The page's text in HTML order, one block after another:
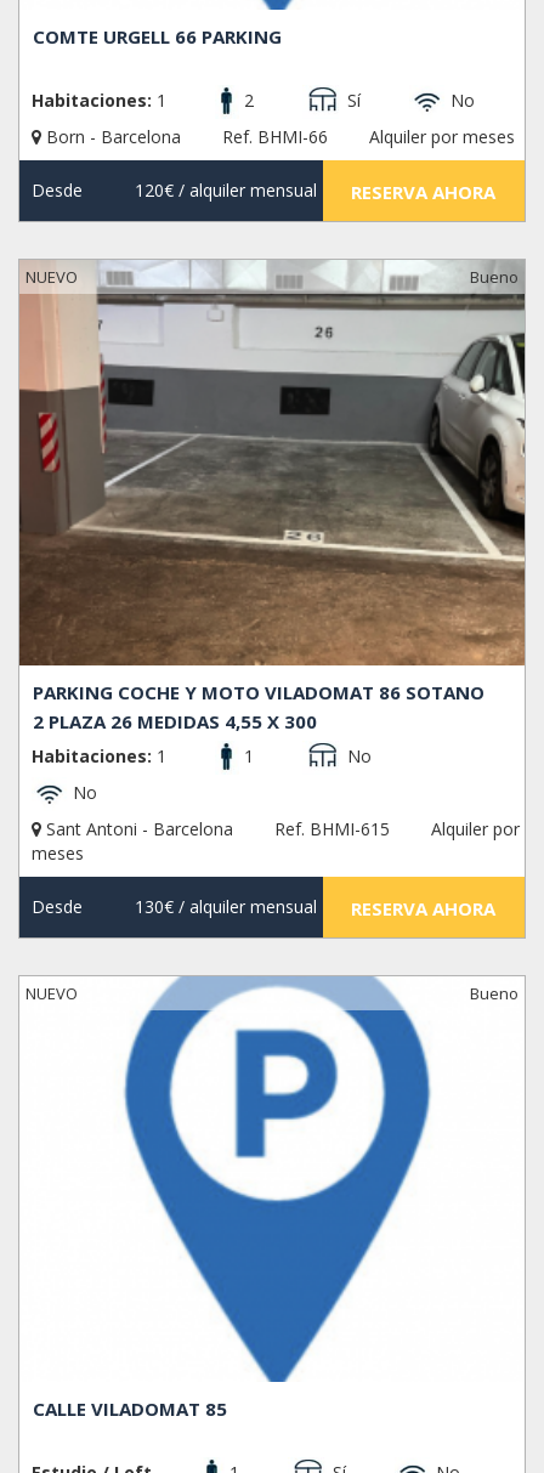
COMTE URGELL 66 PARKING
Habitaciones: 1 2 Sí
No
Born - Barcelona
Ref. BHMI-66 Alquiler por meses
Desde 120€/ alquiler mensual RESERVA AHORA
NUEVO Bueno
PARKING COCHE Y MOTO VILADOMAT 86 SOTANO
2 PLAZA 26 MEDIDAS 4,55 X 300
Habitaciones: 1 1
No
No
Sant Antoni - Barcelona
Ref. BHMI-615
Alquiler por
meses
Desde 130€/ alquiler mensual RESERVA AHORA
NUEVO Bueno
CALLE VILADOMAT 85